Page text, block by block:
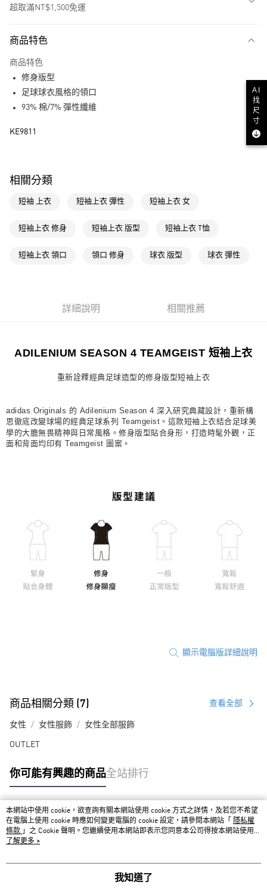
超取滿NT$1,500免運
LINE Pay
每筆NT$80，滿NT$1,500(含以上)免運費
付款後全家取貨
每筆NT$80，滿NT$1,500(含以上)免運費
付款後7-11取貨
每筆NT$80，滿NT$1,500(含以上)免運費
每筆NT$80，滿NT$1,500(含以上)免運費
付款後門市自取
每筆NT$80，滿NT$1,500(含以上)免運費
商品特色
商品特色
修身版型
足球球衣風格的領口
93% 棉/7% 彈性纖維
KE9811
相關分類
短袖 上衣 短袖上衣 彈性 短袖上衣 女
短袖上衣 修身 短袖上衣 版型 短袖上衣 T恤
短袖上衣 領口 領口 修身 球衣 版型 球衣 彈性
詳細說明 相關推薦
ADILENIUM SEASON 4 TEAMGEIST 短袖上衣
重新詮釋經典足球造型的修身版型短袖上衣
adidas Originals 的 Adilenium Season 4 深入研究典藏設計，重新構
思徹底改變球場的經典足球系列 Teamgeist。這款短袖上衣結合足球美
學的大膽無畏精神與日常風格。修身版型貼合身形，打造時髦外觀，正
面和背面均印有 Teamgeist 圖案。
顯示電腦版詳細說明
商品相關分類 (7) 查看全部
女性 女性服飾 女性全部服飾
OUTLET
你可能有興趣的商品全站排行
熱門標籤
本網站中使用 cookie，欲查詢有關本網站使用 cookie 方式之詳情，及若您不希望
在電腦上使用 cookie 時應如何變更電腦的 cookie 設定，請參閱本網站「
隱私權
條款 」之 Cookie 聲明。您繼續使用本網站即表示您同意本公司得按本網站使用條
款之 Cookie 聲明使用 cookie。
了解更多 >
我知道了
AI
找
尺
寸